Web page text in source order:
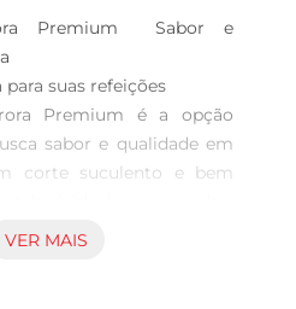
Premium  Sabor e
suas refeições
Premium é a opção
sabor e qualidade em
corte suculento e bem
Seu sabor marcante e
VER MAIS